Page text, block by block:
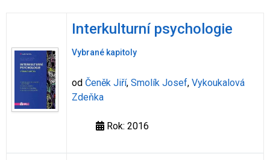
Interkulturní psychologie
Vybrané kapitoly
od Čeněk Jiří, Smolík Josef, Vykoukalová
Zdeňka
Rok: 2016